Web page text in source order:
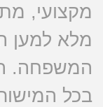
מקצועי,
מלא למען
המשפחה.
בכל